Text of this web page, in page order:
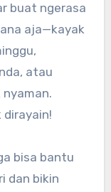
buat ngerasa
aja—kayak
atau
nyaman.
dirayain!
bisa bantu
dan bikin